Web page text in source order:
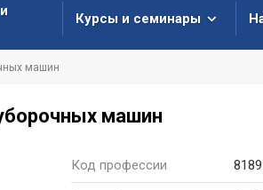
Курсы и семинары
машин
машин
Код профессии